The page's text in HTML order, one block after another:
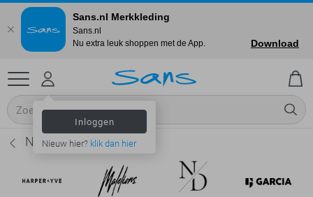
Inloggen
Nieuw hier? klik dan hier
NED Blouses - Dames
Sans.nl Merkkleding
Sans.nl
Nu extra leuk shoppen met de App.
Download